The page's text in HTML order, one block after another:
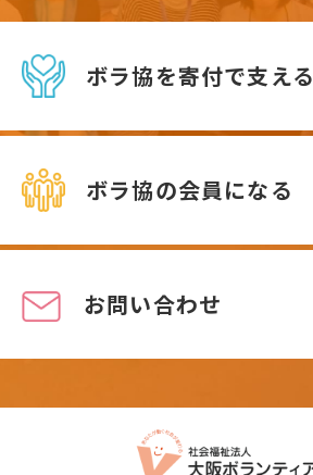
ボラ協を寄付で支える
ボラ協の会員になる
お問い合わせ